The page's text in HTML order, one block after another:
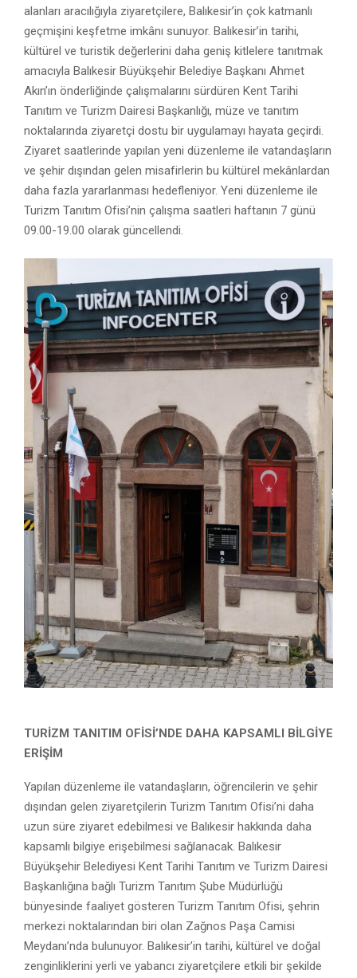
alanları aracılığıyla ziyaretçilere, Balıkesir’in çok katmanlı
geçmişini keşfetme imkânı sunuyor. Balıkesir’in tarihi,
kültürel ve turistik değerlerini daha geniş kitlelere tanıtmak
amacıyla Balıkesir Büyükşehir Belediye Başkanı Ahmet
Akın’ın önderliğinde çalışmalarını sürdüren Kent Tarihi
Tanıtım ve Turizm Dairesi Başkanlığı, müze ve tanıtım
noktalarında ziyaretçi dostu bir uygulamayı hayata geçirdi.
Ziyaret saatlerinde yapılan yeni düzenleme ile vatandaşların
ve şehir dışından gelen misafirlerin bu kültürel mekânlardan
daha fazla yararlanması hedefleniyor. Yeni düzenleme ile
Turizm Tanıtım Ofisi’nin çalışma saatleri haftanın 7 günü
09.00-19.00 olarak güncellendi.
TURİZM TANITIM OFİSİ’NDE DAHA KAPSAMLI BİLGİYE
ERİŞİM
Yapılan düzenleme ile vatandaşların, öğrencilerin ve şehir
dışından gelen ziyaretçilerin Turizm Tanıtım Ofisi’ni daha
uzun süre ziyaret edebilmesi ve Balıkesir hakkında daha
kapsamlı bilgiye erişebilmesi sağlanacak. Balıkesir
Büyükşehir Belediyesi Kent Tarihi Tanıtım ve Turizm Dairesi
Başkanlığına bağlı Turizm Tanıtım Şube Müdürlüğü
bünyesinde faaliyet gösteren Turizm Tanıtım Ofisi, şehrin
merkezi noktalarından biri olan Zağnos Paşa Camisi
Meydanı’nda bulunuyor. Balıkesir’in tarihi, kültürel ve doğal
zenginliklerini yerli ve yabancı ziyaretçilere etkili bir şekilde